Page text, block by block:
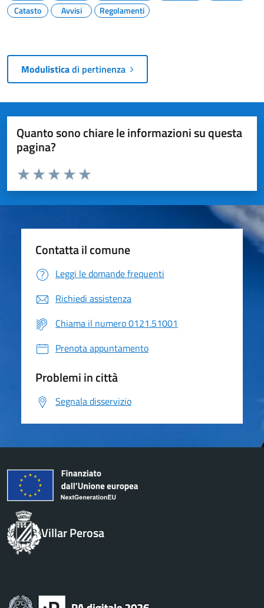
Catasto
Avvisi Regolamenti
Modulisticadi pertinenza
Quanto sono chiare le informazioni su questa
pagina?
Valuta da 1 a 5 stelle la pagina
Valuta 5 stelle su 5
Valuta 4 stelle su 5
Valuta 3 stelle su 5
Valuta 2 stelle su 5
Valuta 1 stelle su 5
Contatta il comune
Leggi le domande frequenti
Richiedi assistenza
Chiama il numero 0121.51001
Prenota appuntamento
Problemi in città
Segnala disservizio
Villar Perosa